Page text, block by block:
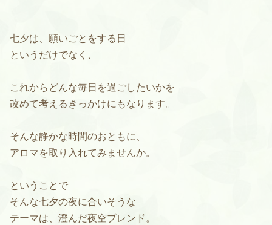
七夕は、願いごとをする日
というだけでなく、
これからどんな毎日を過ごしたいかを
改めて考えるきっかけにもなります。
そんな静かな時間のおともに、
アロマを取り入れてみませんか。
ということで
そんな七夕の夜に合いそうな
テーマは、澄んだ夜空ブレンド。